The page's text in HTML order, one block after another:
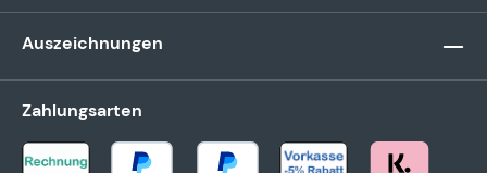
Auszeichnungen
Zahlungsarten